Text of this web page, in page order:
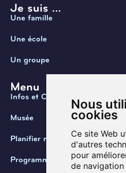
Nous
cookies
Ce site Web
d'autres
pour
de
Je suis ...
Une famille
Une école
Un groupe
Menu
Infos et Contact
Musée
Planifier ma visite
Programmation